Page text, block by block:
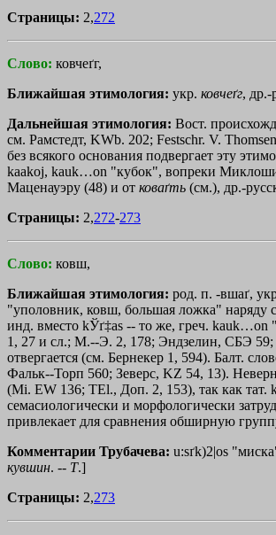
Страницы: 2,272
Слово: ковчеґг,
Ближайшая этимология: укр. ковчеґг, др.-
Дальнейшая этимология: Вост.
см. Рамстедт, KWb. 202; Festschr. V.
без всякого основания подвергает эту
kaаkoj, kauk…on "кубок", вопреки
Маценауэру (48) и от коваґть (см.), др.-
Страницы: 2,272-273
Слово: ковш,
Ближайшая этимология: род. п. -вшаґ,
"уполовник, ковш, большая ложка" наряду
инд. вместо kЎґ‡аs -- то же, греч. kauk…on
1, 27 и сл.; М.--Э. 2, 178; Эндзелин, СБЭ 59;
отвергается (см. Бернекер 1, 594). Балт.
Фальк--Торп 560; Зеверс, KZ 54, 13).
(Мi. ЕW 136; ТЕl., Доп. 2, 153), так как тат.
семасиологически и морфологически
привлекает для сравнения обширную
Комментарии Трубачева: u:sґk)2|os
кувшин. -- Т.]
Страницы: 2,273